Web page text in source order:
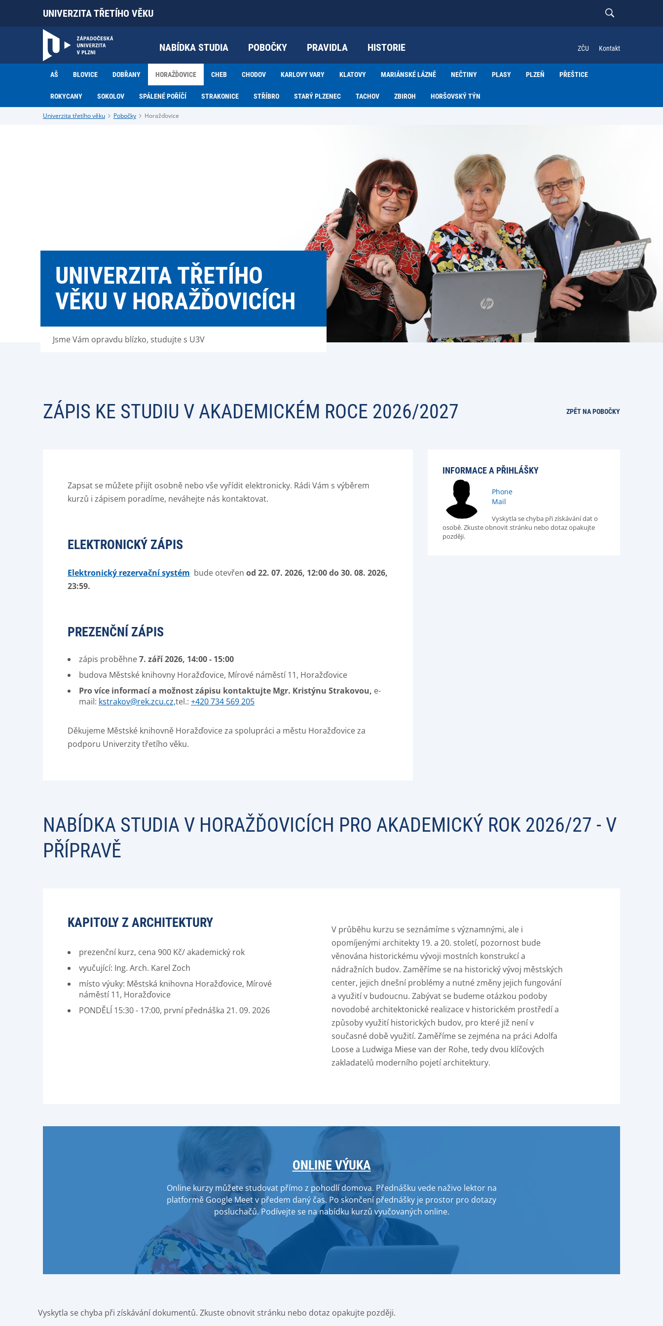
UNIVERZITA TŘETÍHO VĚKU
NABÍDKA STUDIA POBOČKY PRAVIDLA HISTORIE ZČU Kontakt
AŠ BLOVICE DOBŘANY HORAŽĎOVICE CHEB CHODOV KARLOVY VARY KLATOVY MARIÁNSKÉ LÁZNĚ NEČTINY PLASY PLZEŇ PŘEŠTICE
ROKYCANY SOKOLOV SPÁLENÉ POŘÍČÍ STRAKONICE STŘÍBRO STARÝ PLZENEC TACHOV ZBIROH HORŠOVSKÝ TÝN
Univerzita třetího věku Pobočky Horažďovice
UNIVERZITA TŘETÍHO
VĚKU V HORAŽĎOVICÍCH
Jsme Vám opravdu blízko, studujte s U3V
ZÁPIS KE STUDIU V AKADEMICKÉM ROCE 2026/2027 ZPĚT NA POBOČKY
Zapsat se můžete přijít osobně nebo vše vyřídit elektronicky. Rádi Vám s výběrem
kurzů i zápisem poradíme, neváhejte nás kontaktovat.
ELEKTRONICKÝ ZÁPIS
Elektronický rezervační systém bude otevřen od 22. 07. 2026, 12:00 do 30. 08. 2026,
23:59.
PREZENČNÍ ZÁPIS
zápis proběhne7. září 2026, 14:00 - 15:00
budova Městské knihovny Horažďovice, Mírové náměstí 11, Horažďovice
Pro více informací a možnost zápisu kontaktujte Mgr. Kristýnu Strakovou, e-
mail: kstrakov@rek.zcu.cz,tel.: +420 734 569 205
Děkujeme Městské knihovně Horažďovice za spolupráci a městu Horažďovice za
podporu Univerzity třetího věku.
INFORMACE A PŘIHLÁŠKY
Phone
Mail
Vyskytla se chyba při získávání dat o
osobě. Zkuste obnovit stránku nebo dotaz opakujte
později.
NABÍDKA STUDIA V HORAŽĎOVICÍCH PRO AKADEMICKÝ ROK 2026/27 - V
PŘÍPRAVĚ
KAPITOLY Z ARCHITEKTURY
prezenční kurz, cena 900 Kč/ akademický rok
vyučující: Ing. Arch. Karel Zoch
místo výuky: Městská knihovna Horažďovice, Mírové
náměstí 11, Horažďovice
PONDĚLÍ 15:30 - 17:00, první přednáška 21. 09. 2026
V průběhu kurzu se seznámíme s významnými, ale i
opomíjenými architekty 19. a 20. století, pozornost bude
věnována historickému vývoji mostních konstrukcí a
nádražních budov. Zaměříme se na historický vývoj městských
center, jejich dnešní problémy a nutné změny jejich fungování
a využití v budoucnu. Zabývat se budeme otázkou podoby
novodobé architektonické realizace v historickém prostředí a
způsoby využití historických budov, pro které již není v
současné době využití. Zaměříme se zejména na práci Adolfa
Loose a Ludwiga Miese van der Rohe, tedy dvou klíčových
zakladatelů moderního pojetí architektury.
ONLINE VÝUKA
Online kurzy můžete studovat přímo z pohodlí domova. Přednášku vede naživo lektor na
platformě Google Meet v předem daný čas. Po skončení přednášky je prostor pro dotazy
posluchačů. Podívejte se na nabídku kurzů vyučovaných online.
Vyskytla se chyba při získávání dokumentů. Zkuste obnovit stránku nebo dotaz opakujte později.